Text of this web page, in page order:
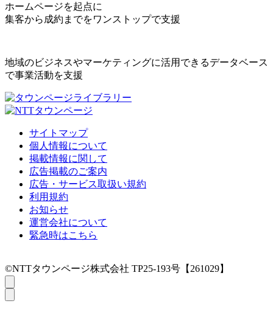
ホームページを起点に
集客から成約までをワンストップで支援
地域のビジネスやマーケティングに活用できるデータベース
で事業活動を支援
サイトマップ
個人情報について
掲載情報に関して
広告掲載のご案内
広告・サービス取扱い規約
利用規約
お知らせ
運営会社について
緊急時はこちら
©NTTタウンページ株式会社 TP25-193号【261029】